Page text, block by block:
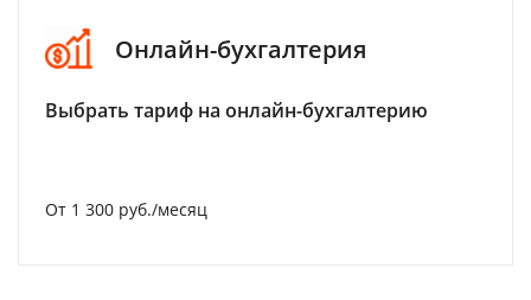
Онлайн-бухгалтерия
Выбрать тариф на онлайн-бухгалтерию
От 1 300 руб./месяц